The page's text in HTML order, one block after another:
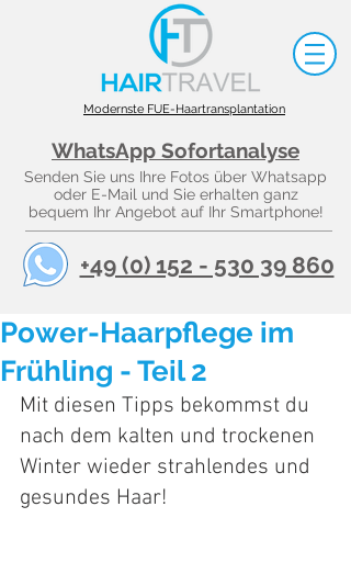
Modernste FUE-Haartransplantation
WhatsApp Sofortanalyse
Senden Sie uns Ihre Fotos über Whatsapp
oder E-Mail und Sie erhalten ganz
bequem Ihr Angebot auf Ihr Smartphone!
+49 (0) 152 - 530 39 860
Power-Haarpflege im
Frühling - Teil 2
Mit diesen Tipps bekommst du
nach dem kalten und trockenen
Winter wieder strahlendes und
gesundes Haar!